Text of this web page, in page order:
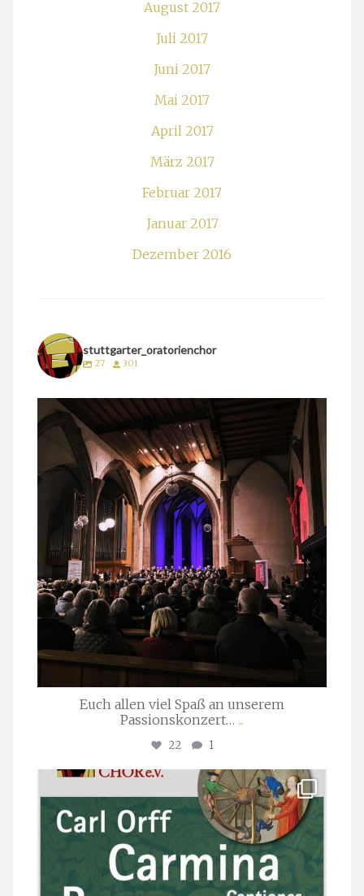
August 2017
Juli 2017
Juni 2017
Mai 2017
April 2017
März 2017
Februar 2017
Januar 2017
Dezember 2016
stuttgarter_oratorienchor
27 301
stuttgarter_oratorienchor
März 24
Euch allen viel Spaß an unserem
Passionskonzert… ...
22 1
stuttgarter_oratorienchor
Juli 22